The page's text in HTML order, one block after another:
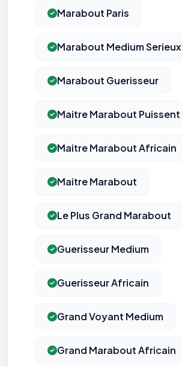
Marabout Paris
Marabout Medium Serieux
Marabout Guerisseur
Maitre Marabout Puissent
Maitre Marabout Africain
Maitre Marabout
Le Plus Grand Marabout
Guerisseur Medium
Guerisseur Africain
Grand Voyant Medium
Grand Marabout Africain